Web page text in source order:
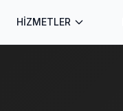
HİZMETLER